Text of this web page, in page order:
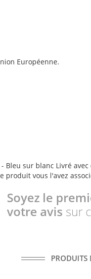
Européenne.
sur blanc Livré
produit vous l'avez
Soyez le
votre avis sur
PRODUITS